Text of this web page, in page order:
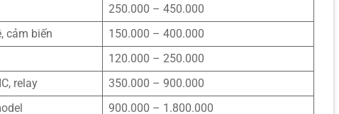
250.000 – 450.000
cảm biến
150.000 – 400.000
120.000 – 250.000
relay
350.000 – 900.000
900.000 – 1.800.000